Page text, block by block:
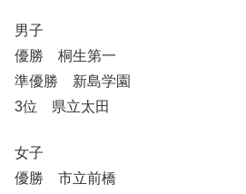
男子
優勝 桐生第一
準優勝 新島学園
3位 県立太田
女子
優勝 市立前橋